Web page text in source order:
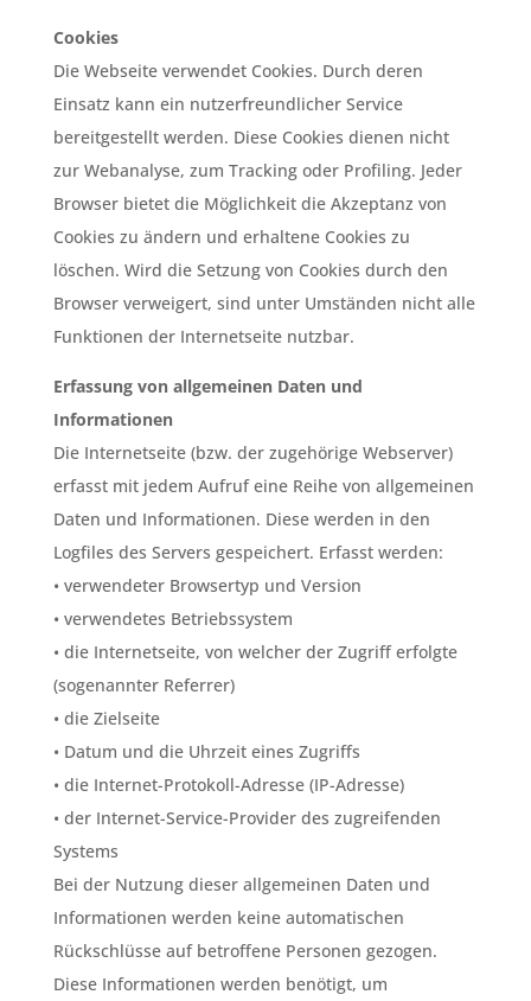
Cookies
Die Webseite verwendet Cookies. Durch deren
Einsatz kann ein nutzerfreundlicher Service
bereitgestellt werden. Diese Cookies dienen nicht
zur Webanalyse, zum Tracking oder Profiling. Jeder
Browser bietet die Möglichkeit die Akzeptanz von
Cookies zu ändern und erhaltene Cookies zu
löschen. Wird die Setzung von Cookies durch den
Browser verweigert, sind unter Umständen nicht alle
Funktionen der Internetseite nutzbar.
Erfassung von allgemeinen Daten und
Informationen
Die Internetseite (bzw. der zugehörige Webserver)
erfasst mit jedem Aufruf eine Reihe von allgemeinen
Daten und Informationen. Diese werden in den
Logfiles des Servers gespeichert. Erfasst werden:
• verwendeter Browsertyp und Version
• verwendetes Betriebssystem
• die Internetseite, von welcher der Zugriff erfolgte
(sogenannter Referrer)
• die Zielseite
• Datum und die Uhrzeit eines Zugriffs
• die Internet-Protokoll-Adresse (IP-Adresse)
• der Internet-Service-Provider des zugreifenden
Systems
Bei der Nutzung dieser allgemeinen Daten und
Informationen werden keine automatischen
Rückschlüsse auf betroffene Personen gezogen.
Diese Informationen werden benötigt, um